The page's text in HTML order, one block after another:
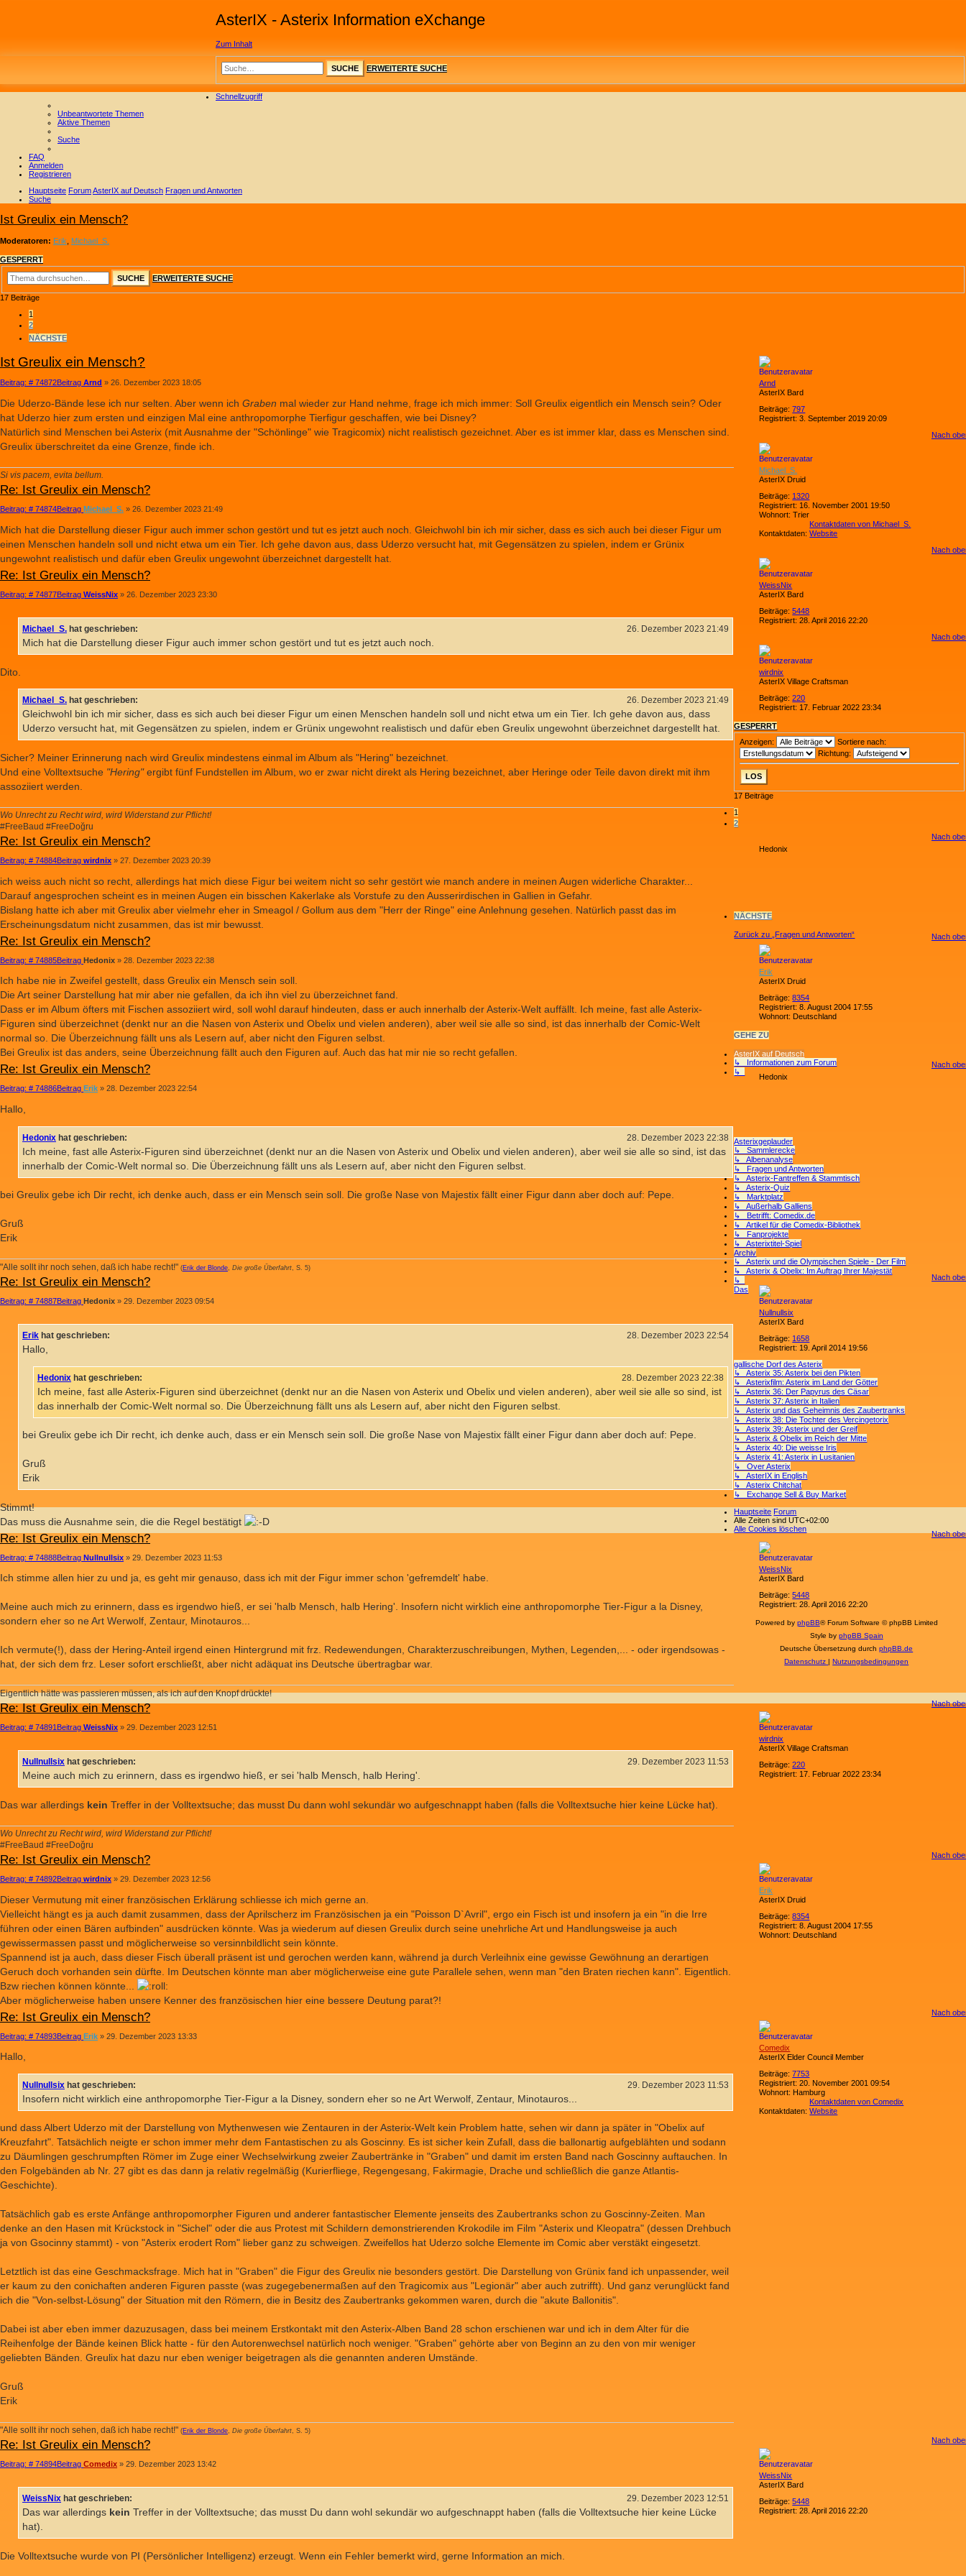
AsterIX - Asterix Information eXchange
Zum Inhalt
SUCHE ERWEITERTE SUCHE
Schnellzugriff
Unbeantwortete Themen
Aktive Themen
Suche
FAQ
Anmelden
Registrieren
Hauptseite ForumAsterIX auf Deutsch Fragen und Antworten
Suche
Ist Greulix ein Mensch?
Moderatoren: Erik Michael_S.
GESPERRT
SUCHE ERWEITERTE SUCHE
17 Beiträge
1
2
NÄCHSTE
Arnd
AsterIX Bard
Beiträge: 797
Registriert: 3. September 2019 20:09
Ist Greulix ein Mensch?
Beitrag: # 74872Beitrag Arnd » 26. Dezember 2023 18:05
Die Uderzo-Bände lese ich nur selten. Aber wenn ich Graben mal wieder zur Hand nehme, frage ich mich immer: Soll Greulix eigentlich ein Mensch sein? Oder
hat Uderzo hier zum ersten und einzigen Mal eine anthropomorphe Tierfigur geschaffen, wie bei Disney?
Natürlich sind Menschen bei Asterix (mit Ausnahme der "Schönlinge" wie Tragicomix) nicht realistisch gezeichnet. Aber es ist immer klar, dass es Menschen sind.
Greulix überschreitet da eine Grenze, finde ich.
Si vis pacem, evita bellum.
Nach
Michael_S.
AsterIX Druid
Beiträge: 1320
Registriert: 16. November 2001 19:50
Wohnort: Trier
Kontaktdaten:
Kontaktdaten von Michael_S.
Website
Re: Ist Greulix ein Mensch?
Beitrag: # 74874Beitrag Michael_S. » 26. Dezember 2023 21:49
Mich hat die Darstellung dieser Figur auch immer schon gestört und tut es jetzt auch noch. Gleichwohl bin ich mir sicher, dass es sich auch bei dieser Figur um
einen Menschen handeln soll und nicht etwa um ein Tier. Ich gehe davon aus, dass Uderzo versucht hat, mit Gegensätzen zu spielen, indem er Grünix
ungewohnt realistisch und dafür eben Greulix ungewohnt überzeichnet dargestellt hat.
Nach
WeissNix
AsterIX Bard
Beiträge: 5448
Registriert: 28. April 2016 22:20
Re: Ist Greulix ein Mensch?
Beitrag: # 74877Beitrag WeissNix » 26. Dezember 2023 23:30
Michael_S. hat geschrieben: 26. Dezember 2023 21:49
Mich hat die Darstellung dieser Figur auch immer schon gestört und tut es jetzt auch noch.
Dito.
Michael_S. hat geschrieben: 26. Dezember 2023 21:49
Gleichwohl bin ich mir sicher, dass es sich auch bei dieser Figur um einen Menschen handeln soll und nicht etwa um ein Tier. Ich gehe davon aus, dass
Uderzo versucht hat, mit Gegensätzen zu spielen, indem er Grünix ungewohnt realistisch und dafür eben Greulix ungewohnt überzeichnet dargestellt hat.
Sicher? Meiner Erinnerung nach wird Greulix mindestens einmal im Album als "Hering" bezeichnet.
Und eine Volltextsuche "Hering"ergibt fünf Fundstellen im Album, wo er zwar nicht direkt als Hering bezeichnet, aber Heringe oder Teile davon direkt mit ihm
assoziiert werden.
Wo Unrecht zu Recht wird, wird Widerstand zur Pflicht!
#FreeBaud #FreeDoğru
Nach
wirdnix
AsterIX Village Craftsman
Beiträge: 220
Registriert: 17. Februar 2022 23:34
Re: Ist Greulix ein Mensch?
Beitrag: # 74884Beitrag wirdnix » 27. Dezember 2023 20:39
ich weiss auch nicht so recht, allerdings hat mich diese Figur bei weitem nicht so sehr gestört wie manch andere in meinen Augen widerliche Charakter...
Darauf angesprochen scheint es in meinen Augen ein bisschen Kakerlake als Vorstufe zu den Ausserirdischen in Gallien in Gefahr.
Bislang hatte ich aber mit Greulix aber vielmehr eher in Smeagol / Gollum aus dem "Herr der Ringe" eine Anlehnung gesehen. Natürlich passt das im
Erscheinungsdatum nicht zusammen, das ist mir bewusst.
Nach
Hedonix
Re: Ist Greulix ein Mensch?
Beitrag: # 74885Beitrag Hedonix » 28. Dezember 2023 22:38
Ich habe nie in Zweifel gestellt, dass Greulix ein Mensch sein soll.
Die Art seiner Darstellung hat mir aber nie gefallen, da ich ihn viel zu überzeichnet fand.
Dass er im Album öfters mit Fischen assoziiert wird, soll wohl darauf hindeuten, dass er auch innerhalb der Asterix-Welt auffällt. Ich meine, fast alle Asterix-
Figuren sind überzeichnet (denkt nur an die Nasen von Asterix und Obelix und vielen anderen), aber weil sie alle so sind, ist das innerhalb der Comic-Welt
normal so. Die Überzeichnung fällt uns als Lesern auf, aber nicht den Figuren selbst.
Bei Greulix ist das anders, seine Überzeichnung fällt auch den Figuren auf. Auch das hat mir nie so recht gefallen.
Nach
Erik
AsterIX Druid
Beiträge: 8354
Registriert: 8. August 2004 17:55
Wohnort: Deutschland
Re: Ist Greulix ein Mensch?
Beitrag: # 74886Beitrag Erik » 28. Dezember 2023 22:54
Hallo,
Hedonix hat geschrieben: 28. Dezember 2023 22:38
Ich meine, fast alle Asterix-Figuren sind überzeichnet (denkt nur an die Nasen von Asterix und Obelix und vielen anderen), aber weil sie alle so sind, ist das
innerhalb der Comic-Welt normal so. Die Überzeichnung fällt uns als Lesern auf, aber nicht den Figuren selbst.
bei Greulix gebe ich Dir recht, ich denke auch, dass er ein Mensch sein soll. Die große Nase von Majestix fällt einer Figur dann aber doch auf: Pepe.
Gruß
Erik
"Alle sollt ihr noch sehen, daß ich habe recht!" (Erik der Blonde Die große Überfahrt , S. 5)
Nach
Hedonix
Re: Ist Greulix ein Mensch?
Beitrag: # 74887Beitrag Hedonix » 29. Dezember 2023 09:54
Erik hat geschrieben: 28. Dezember 2023 22:54
Hallo,
Hedonix hat geschrieben: 28. Dezember 2023 22:38
Ich meine, fast alle Asterix-Figuren sind überzeichnet (denkt nur an die Nasen von Asterix und Obelix und vielen anderen), aber weil sie alle so sind, ist
das innerhalb der Comic-Welt normal so. Die Überzeichnung fällt uns als Lesern auf, aber nicht den Figuren selbst.
bei Greulix gebe ich Dir recht, ich denke auch, dass er ein Mensch sein soll. Die große Nase von Majestix fällt einer Figur dann aber doch auf: Pepe.
Gruß
Erik
Stimmt!
Das muss die Ausnahme sein, die die Regel bestätigt
Nach
Nullnullsix
AsterIX Bard
Beiträge: 1658
Registriert: 19. April 2014 19:56
Re: Ist Greulix ein Mensch?
Beitrag: # 74888Beitrag Nullnullsix » 29. Dezember 2023 11:53
Ich stimme allen hier zu und ja, es geht mir genauso, dass ich mit der Figur immer schon 'gefremdelt' habe.
Meine auch mich zu erinnern, dass es irgendwo hieß, er sei 'halb Mensch, halb Hering'. Insofern nicht wirklich eine anthropomorphe Tier-Figur a la Disney,
sondern eher so ne Art Werwolf, Zentaur, Minotauros...
Ich vermute(!), dass der Hering-Anteil irgend einen Hintergrund mit frz. Redewendungen, Charakterzuschreibungen, Mythen, Legenden,... - oder irgendsowas -
hat, der sich dem frz. Leser sofort erschließt, aber nicht adäquat ins Deutsche übertragbar war.
Eigentlich hätte was passieren müssen, als ich auf den Knopf drückte!
Nach
WeissNix
AsterIX Bard
Beiträge: 5448
Registriert: 28. April 2016 22:20
Re: Ist Greulix ein Mensch?
Beitrag: # 74891Beitrag WeissNix » 29. Dezember 2023 12:51
Nullnullsix hat geschrieben: 29. Dezember 2023 11:53
Meine auch mich zu erinnern, dass es irgendwo hieß, er sei 'halb Mensch, halb Hering'.
Das war allerdings kein Treffer in der Volltextsuche; das musst Du dann wohl sekundär wo aufgeschnappt haben (falls die Volltextsuche hier keine Lücke hat).
Wo Unrecht zu Recht wird, wird Widerstand zur Pflicht!
#FreeBaud #FreeDoğru
Nach
wirdnix
AsterIX Village Craftsman
Beiträge: 220
Registriert: 17. Februar 2022 23:34
Re: Ist Greulix ein Mensch?
Beitrag: # 74892Beitrag wirdnix » 29. Dezember 2023 12:56
Dieser Vermutung mit einer französischen Erklärung schliesse ich mich gerne an.
Vielleicht hängt es ja auch damit zusammen, dass der Aprilscherz im Französischen ja ein "Poisson D`Avril", ergo ein Fisch ist und insofern ja ein "in die Irre
führen oder einen Bären aufbinden" ausdrücken könnte. Was ja wiederum auf diesen Greulix durch seine unehrliche Art und Handlungsweise ja auch
gewissermassen passt und möglicherweise so versinnbildlicht sein könnte.
Spannend ist ja auch, dass dieser Fisch überall präsent ist und gerochen werden kann, während ja durch Verleihnix eine gewisse Gewöhnung an derartigen
Geruch doch vorhanden sein dürfte. Im Deutschen könnte man aber möglicherweise eine gute Parallele sehen, wenn man "den Braten riechen kann". Eigentlich.
Bzw riechen können könnte...
Aber möglicherweise haben unsere Kenner des französischen hier eine bessere Deutung parat?!
Nach
Erik
AsterIX Druid
Beiträge: 8354
Registriert: 8. August 2004 17:55
Wohnort: Deutschland
Re: Ist Greulix ein Mensch?
Beitrag: # 74893Beitrag Erik » 29. Dezember 2023 13:33
Hallo,
Nullnullsix hat geschrieben: 29. Dezember 2023 11:53
Insofern nicht wirklich eine anthropomorphe Tier-Figur a la Disney, sondern eher so ne Art Werwolf, Zentaur, Minotauros...
und dass Albert Uderzo mit der Darstellung von Mythenwesen wie Zentauren in der Asterix-Welt kein Problem hatte, sehen wir dann ja später in "Obelix auf
Kreuzfahrt". Tatsächlich neigte er schon immer mehr dem Fantastischen zu als Goscinny. Es ist sicher kein Zufall, dass die ballonartig aufgeblähten und sodann
zu Däumlingen geschrumpften Römer im Zuge einer Wechselwirkung zweier Zaubertränke in "Graben" und damit im ersten Band nach Goscinny auftauchen. In
den Folgebänden ab Nr. 27 gibt es das dann ja relativ regelmäßig (Kurierfliege, Regengesang, Fakirmagie, Drache und schließlich die ganze Atlantis-
Geschichte).
Tatsächlich gab es erste Anfänge anthropomorpher Figuren und anderer fantastischer Elemente jenseits des Zaubertranks schon zu Goscinny-Zeiten. Man
denke an den Hasen mit Krückstock in "Sichel" oder die aus Protest mit Schildern demonstrierenden Krokodile im Film "Asterix und Kleopatra" (dessen Drehbuch
ja von Gsocinny stammt) - von "Asterix erodert Rom" lieber ganz zu schweigen. Zweifellos hat Uderzo solche Elemente im Comic aber verstäkt eingesetzt.
Letztlich ist das eine Geschmacksfrage. Mich hat in "Graben" die Figur des Greulix nie besonders gestört. Die Darstellung von Grünix fand ich unpassender, weil
er kaum zu den conichaften anderen Figuren passte (was zugegebenermaßen auf den Tragicomix aus "Legionär" aber auch zutrifft). Und ganz verunglückt fand
ich die "Von-selbst-Lösung" der Situation mit den Römern, die in Besitz des Zaubertranks gekommen waren, durch die "akute Ballonitis".
Dabei ist aber eben immer dazuzusagen, dass bei meinem Erstkontakt mit den Asterix-Alben Band 28 schon erschienen war und ich in dem Alter für die
Reihenfolge der Bände keinen Blick hatte - für den Autorenwechsel natürlich noch weniger. "Graben" gehörte aber von Beginn an zu den von mir weniger
geliebten Bänden. Greulix hat dazu nur eben weniger beigetragen als die genannten anderen Umstände.
Gruß
Erik
"Alle sollt ihr noch sehen, daß ich habe recht!" (Erik der Blonde Die große Überfahrt , S. 5)
Nach
Comedix
AsterIX Elder Council Member
Beiträge: 7753
Registriert: 20. November 2001 09:54
Wohnort: Hamburg
Kontaktdaten:
Kontaktdaten von Comedix
Website
Re: Ist Greulix ein Mensch?
Beitrag: # 74894Beitrag Comedix » 29. Dezember 2023 13:42
WeissNix hat geschrieben: 29. Dezember 2023 12:51
Das war allerdings kein Treffer in der Volltextsuche; das musst Du dann wohl sekundär wo aufgeschnappt haben (falls die Volltextsuche hier keine Lücke
hat).
Die Volltextsuche wurde von PI (Persönlicher Intelligenz) erzeugt. Wenn ein Fehler bemerkt wird, gerne Information an mich.
Nach
WeissNix
AsterIX Bard
Beiträge: 5448
Registriert: 28. April 2016 22:20
GESPERRT
Anzeigen:
Sortiere nach:
Richtung:
17 Beiträge
1
2
NÄCHSTE
Zurück zu „Fragen und Antworten“
GEHE ZU
AsterIX auf Deutsch
↳ Informationen zum Forum
↳
Asterixgeplauder
↳ Sammlerecke
↳ Albenanalyse
↳ Fragen und Antworten
↳ Asterix-Fantreffen & Stammtisch
↳ Asterix-Quiz
↳ Marktplatz
↳ Außerhalb Galliens
↳ Betrifft: Comedix.de
↳ Artikel für die Comedix-Bibliothek
↳ Fanprojekte
↳ Asterixtitel-Spiel
Archiv
↳ Asterix und die Olympischen Spiele - Der Film
↳ Asterix & Obelix: Im Auftrag Ihrer Majestät
↳
Das
gallische Dorf des Asterix
↳ Asterix 35: Asterix bei den Pikten
↳ Asterixfilm: Asterix im Land der Götter
↳ Asterix 36: Der Papyrus des Cäsar
↳ Asterix 37: Asterix in Italien
↳ Asterix und das Geheimnis des Zaubertranks
↳ Asterix 38: Die Tochter des Vercingetorix
↳ Asterix 39: Asterix und der Greif
↳ Asterix & Obelix im Reich der Mitte
↳ Asterix 40: Die weisse Iris
↳ Asterix 41: Asterix in Lusitanien
↳ Over Asterix
↳ AsterIX in English
↳ Asterix Chitchat
↳ Exchange Sell & Buy Market
Hauptseite Forum
Alle Zeiten sindUTC+02:00
Alle Cookies löschen
Powered by phpBB® Forum Software © phpBB Limited
Style by phpBB Spain
Deutsche Übersetzung durchphpBB.de
Datenschutz |Nutzungsbedingungen